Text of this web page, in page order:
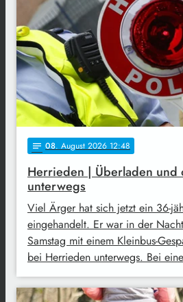
notes 08. August 2026 12:48
Herrieden | Überladen und
unterwegs
Viel Ärger hat sich jetzt ein 36-
eingehandelt. Er war in der
Samstag mit einem Kleinbus-
bei Herrieden unterwegs. Bei